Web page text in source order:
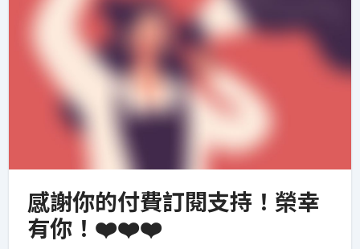
感謝你的付費訂閱支持！榮幸
有你！❤️❤️❤️